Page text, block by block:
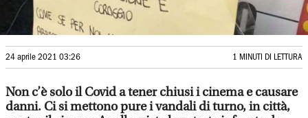
24 aprile 2021 03:26 1 MINUTI DI LETTURA
Non c’è solo il Covid a tener chiusi i cinema e causare
danni. Ci si mettono pure i vandali di turno, in città,